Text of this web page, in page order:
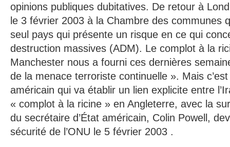
opinions publiques dubitatives. De retour à
le 3 février 2003 à la Chambre des communes
seul pays qui présente un risque en ce qui
destruction massives (ADM). Le complot à la
Manchester nous a fourni ces dernières
de la menace terroriste continuelle ». Mais
américain qui va établir un lien explicite entre
« complot à la ricine » en Angleterre, avec la
du secrétaire d’État américain, Colin Powell,
sécurité de l’ONU le 5 février 2003 .